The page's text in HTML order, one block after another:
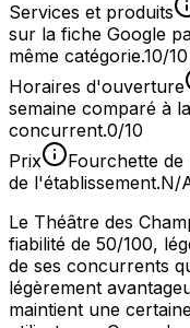
Services et produits
sur la fiche Google
même catégorie.10/10
Horaires d'ouverture
semaine comparé à
concurrent.0/10
Prix
Fourchette
de l'établissement.N/
Le Théâtre des
fiabilité de 50/100,
de ses concurrents
légèrement
maintient une